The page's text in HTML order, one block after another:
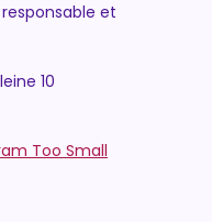
et
10
Too Small